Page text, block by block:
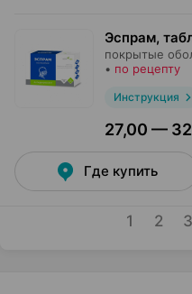
Эспрам,
покрытые
• по рецепту
Инструкция
27,00 —
Где купить
1 2 3